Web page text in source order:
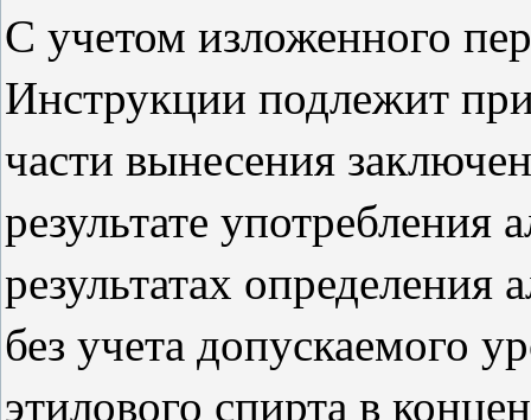
С учетом изложенного
Инструкции подлежит
части вынесения
результате
результатах
без учета допускаемого
этилового спирта в